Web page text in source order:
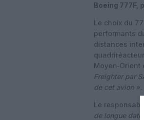
Boeing 777F,
Le choix du
performants
distances
Freighter par
de cet avion ».
Le
de longue